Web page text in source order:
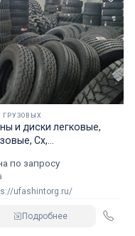
ГРУЗОВЫХ
и диски легковые,
Сх,
по запросу
ufashintorg.ru/
Подробнее